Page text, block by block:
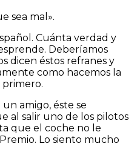
sea mal».
Cuánta verdad y
Deberíamos
dicen éstos refranes y
como hacemos la
primero.
amigo, éste se
al salir uno de los pilotos
que el coche no le
Lo siento mucho